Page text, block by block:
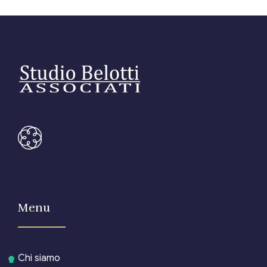
Menu
Chi siamo